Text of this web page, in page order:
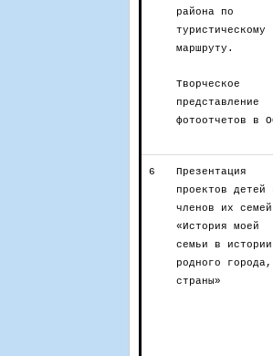
района по
туристическому
маршруту.
Творческое
представление
фотоотчетов в
6
Презентация
проектов детей
членов их семей
«История моей
семьи в истории
родного города,
страны»